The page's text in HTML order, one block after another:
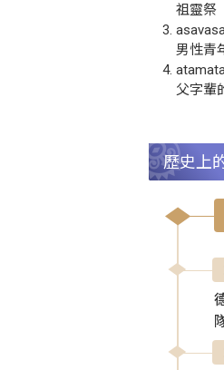
祖靈祭
男性青
父字輩
歷史上